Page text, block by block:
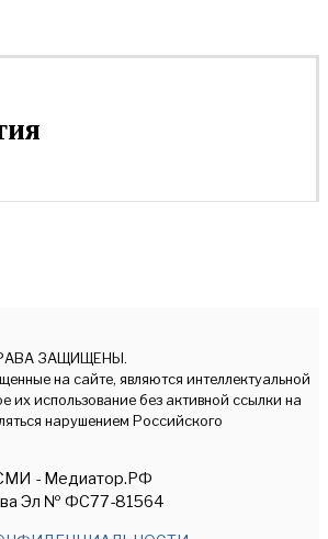
ЗАЩИЩЕНЫ.
на сайте, являются интеллектуальной
их использование без активной ссылки на
нарушением Российского
- Медиатор.РФ
Эл № ФС77-81564